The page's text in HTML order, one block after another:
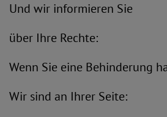
Und wir informieren Sie
über Ihre Rechte:
Wenn Sie eine Behinderung
Wir sind an Ihrer Seite: